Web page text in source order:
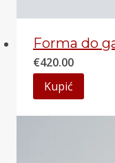
Forma do
€420.00
Kupić